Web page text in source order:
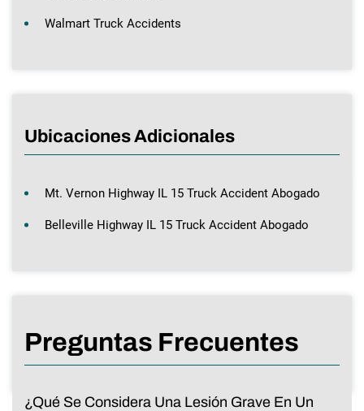
Walmart Truck Accidents
Ubicaciones Adicionales
Mt. Vernon Highway IL 15 Truck Accident Abogado
Belleville Highway IL 15 Truck Accident Abogado
Preguntas Frecuentes
¿Qué Se Considera Una Lesión Grave En Un